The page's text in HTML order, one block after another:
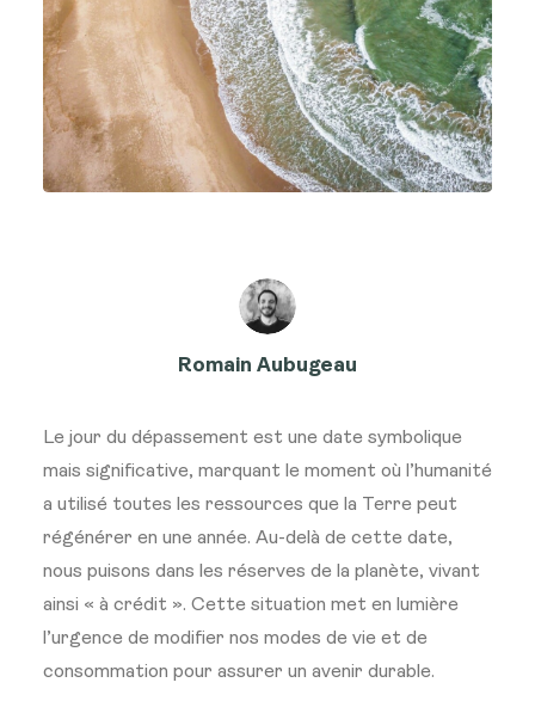
Romain Aubugeau
Le jour du dépassement est une date symbolique
mais significative, marquant le moment où l’humanité
a utilisé toutes les ressources que la Terre peut
régénérer en une année. Au-delà de cette date,
nous puisons dans les réserves de la planète, vivant
ainsi « à crédit ». Cette situation met en lumière
l’urgence de modifier nos modes de vie et de
consommation pour assurer un avenir durable.